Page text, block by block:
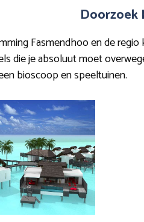
Doorzoek
Fasmendhoo en de
die je absoluut moet
bioscoop en speeltuinen.